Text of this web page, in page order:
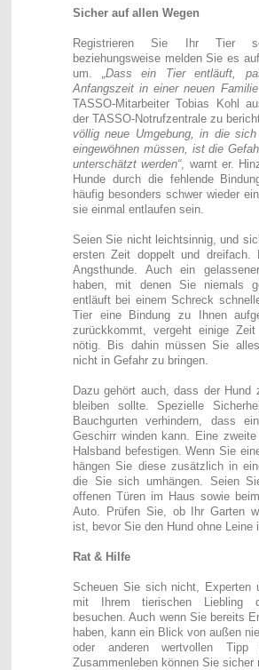
Sicher auf allen Wegen
Registrieren Sie Ihr Tier
beziehungsweise melden Sie es
um.
„Dass ein Tier entläuft,
Anfangszeit in einer neuen
TASSO-Mitarbeiter Tobias Kohl
der TASSO-Notrufzentrale zu
völlig neue Umgebung, in die
eingewöhnen müssen, ist die
unterschätzt werden“, warnt er.
Hunde durch die fehlende
häufig besonders schwer wieder
sie einmal entlaufen sein.
Seien Sie nicht leichtsinnig, und
ersten Zeit doppelt und
Angsthunde. Auch ein
haben, mit denen Sie niemals
entläuft bei einem Schreck
Tier eine Bindung zu Ihnen
zurückkommt, vergeht einige
nötig. Bis dahin müssen Sie
nicht in Gefahr zu bringen.
Dazu gehört auch, dass der Hund
bleiben sollte. Spezielle
Bauchgurten verhindern, dass
Geschirr winden kann. Eine
Halsband befestigen. Wenn Sie
hängen Sie diese zusätzlich in
die Sie sich umhängen. Seien
offenen Türen im Haus sowie
Auto. Prüfen Sie, ob Ihr Garten
ist, bevor Sie den Hund ohne Leine
Rat & Hilfe
Scheuen Sie sich nicht, Experten
mit Ihrem tierischen Liebling
besuchen. Auch wenn Sie bereits
haben, kann ein Blick von außen
oder anderen wertvollen Tipp
Zusammenleben können Sie sicher